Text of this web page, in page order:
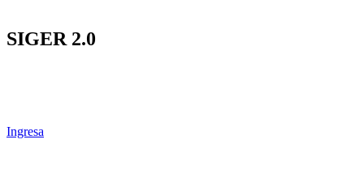
SIGER 2.0
Ingresa